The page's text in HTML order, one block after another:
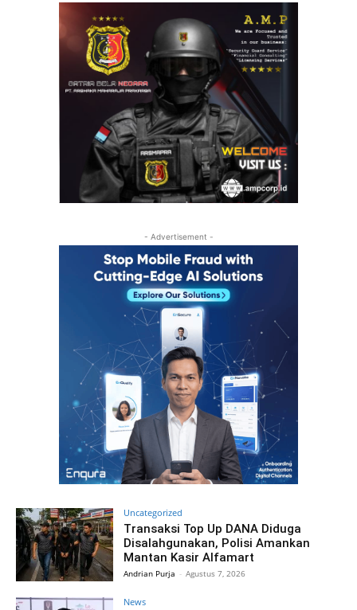
- Advertisement -
Uncategorized
Transaksi Top Up DANA Diduga
Disalahgunakan, Polisi Amankan
Mantan Kasir Alfamart
Andrian Purja - Agustus 7, 2026
News